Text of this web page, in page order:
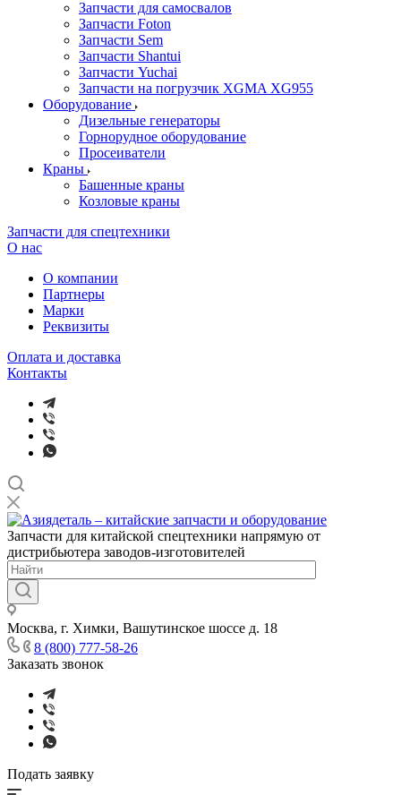
Запчасти для самосвалов
Запчасти Foton
Запчасти Sem
Запчасти Shantui
Запчасти Yuchai
Запчасти на погрузчик XGMA XG955
Оборудование
Дизельные генераторы
Горнорудное оборудование
Просеиватели
Краны
Башенные краны
Козловые краны
Запчасти для спецтехники
О нас
О компании
Партнеры
Марки
Реквизиты
Оплата и доставка
Контакты
Запчасти для китайской спецтехники напрямую от
дистрибьютера заводов-изготовителей
Москва, г. Химки, Вашутинское шоссе д. 18
8 (800) 777-58-26
Заказать звонок
Подать заявку